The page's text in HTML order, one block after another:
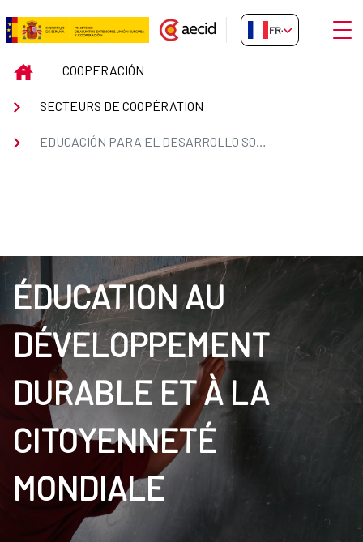
Saut au contenu principal
Educación para el Desarrollo
FR-FR
INICIOCOOPERACIÓN
SECTEURS DE COOPÉRATION
EDUCACIÓN PARA EL DESARROLLO SOSTENIBLE Y LA CIUDADANÍA GLOBAL
ÉDUCATION AU
DÉVELOPPEMENT
DURABLE ET À LA
CITOYENNETÉ
MONDIALE